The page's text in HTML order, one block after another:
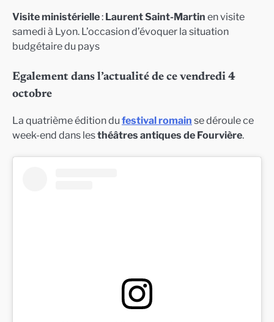
Visite ministérielle: Laurent Saint-Martin en visite
samedi à Lyon. L’occasion d’évoquer la situation
budgétaire du pays
Egalement dans l’actualité de ce vendredi 4
octobre
La quatrième édition du festival romain se déroule ce
week-end dans lesthéâtres antiques de Fourvière.